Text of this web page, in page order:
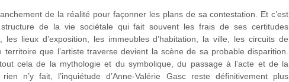
de la réalité pour façonner les plans de sa contestation. Et c’est
structure de la vie sociétale qui fait souvent les frais de ses certitudes
les lieux d’exposition, les immeubles d’habitation, la ville, les circuits de
que l’artiste traverse devient la scène de sa probable disparition.
cela de la mythologie et du symbolique, du passage à l’acte et de la
n’y fait, l’inquiétude d’Anne-Valérie Gasc reste définitivement plus